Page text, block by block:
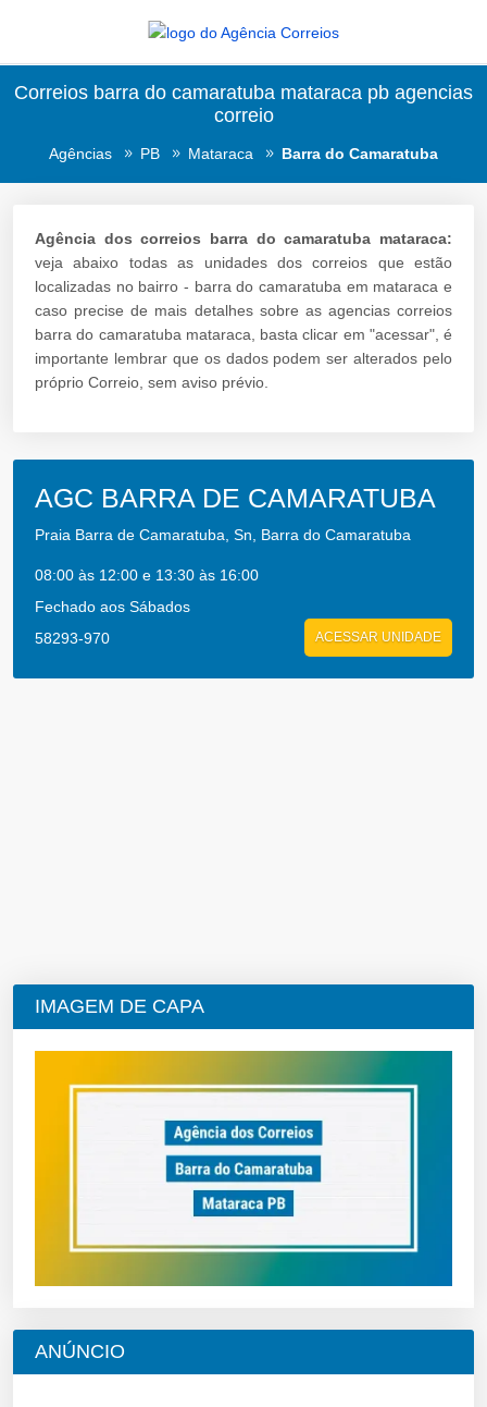
Correios barra do camaratuba mataraca pb agencias
correio
Agências PB Mataraca Barra do Camaratuba
Agência dos correios barra do camaratuba mataraca:
veja abaixo todas as unidades dos correios que estão
localizadas no bairro - barra do camaratuba em mataraca e
caso precise de mais detalhes sobre as agencias correios
barra do camaratuba mataraca, basta clicar em "acessar", é
importante lembrar que os dados podem ser alterados pelo
próprio Correio, sem aviso prévio.
AGC BARRA DE CAMARATUBA
Praia Barra de Camaratuba, Sn, Barra do Camaratuba
08:00 às 12:00 e 13:30 às 16:00
Fechado aos Sábados
58293-970
ACESSAR UNIDADE
IMAGEM DE CAPA
ANÚNCIO